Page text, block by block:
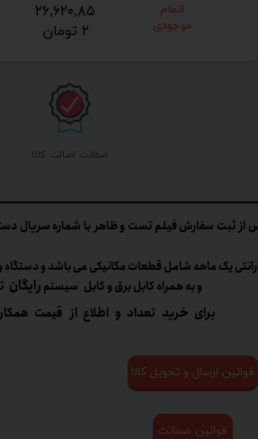
۲۶,۶۲۰,۸۵
۲ تومان
اتمام
موجودی
ضمانت اصالت کالا
برای خرید تعداد و اطلاع از قیمت
از ثبت سفارش فیلم تست و ظاهر با شماره سریال
یک ماهه شامل قطعات مکانیکی می باشد و دستگاه
و به همراه کابل برق و کابل سیستم رایگان
قوانین ارسال و تحویل کالا
قوانین ضمانت